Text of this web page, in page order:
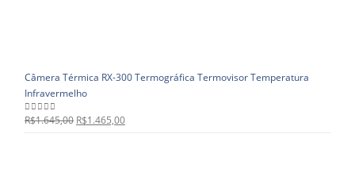
Câmera Térmica RX-300 Termográfica Termovisor Temperatura
Infravermelho
0out of 5
R$1.645,00 R$1.465,00